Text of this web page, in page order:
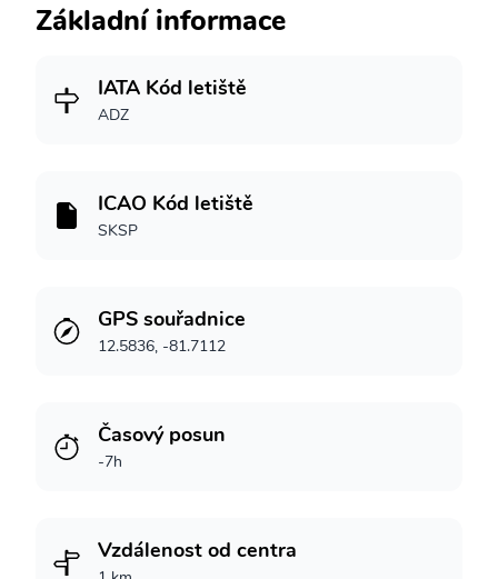
Základní informace
IATA Kód letiště
ADZ
ICAO Kód letiště
SKSP
GPS souřadnice
12.5836, -81.7112
Časový posun
-7h
Vzdálenost od centra